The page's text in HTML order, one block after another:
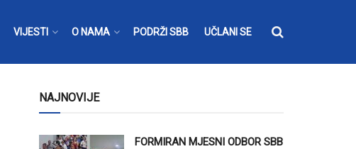
VIJESTI O NAMA PODRŽI SBB UČLANI SE
NAJNOVIJE
FORMIRAN MJESNI ODBOR SBB